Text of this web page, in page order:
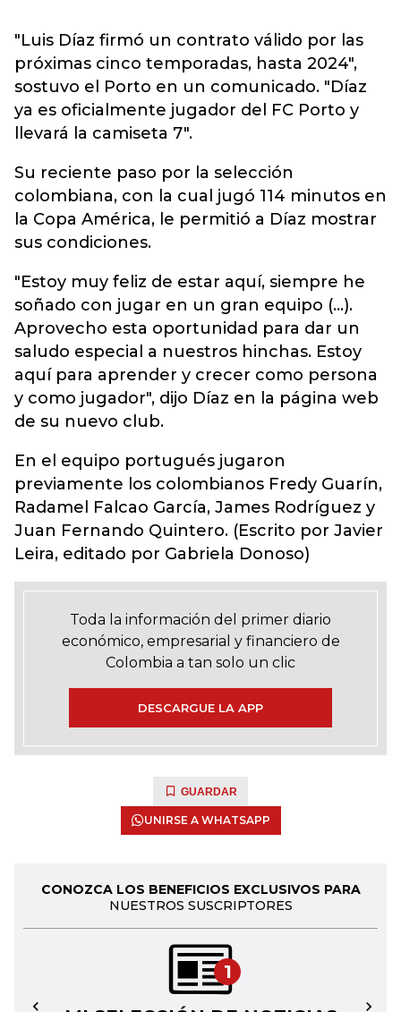
"Luis Díaz firmó un contrato válido por las
próximas cinco temporadas, hasta 2024",
sostuvo el Porto en un comunicado. "Díaz
ya es oficialmente jugador del FC Porto y
llevará la camiseta 7".
Su reciente paso por la selección
colombiana, con la cual jugó 114 minutos en
la Copa América, le permitió a Díaz mostrar
sus condiciones.
"Estoy muy feliz de estar aquí, siempre he
soñado con jugar en un gran equipo (...).
Aprovecho esta oportunidad para dar un
saludo especial a nuestros hinchas. Estoy
aquí para aprender y crecer como persona
y como jugador", dijo Díaz en la página web
de su nuevo club.
En el equipo portugués jugaron
previamente los colombianos Fredy Guarín,
Radamel Falcao García, James Rodríguez y
Juan Fernando Quintero. (Escrito por Javier
Leira, editado por Gabriela Donoso)
Toda la información del primer diario
económico, empresarial y financiero de
Colombia a tan solo un clic
DESCARGUE LA APP
GUARDAR
UNIRSE A WHATSAPP
CONOZCA LOS BENEFICIOS EXCLUSIVOS PARA
NUESTROS SUSCRIPTORES
1